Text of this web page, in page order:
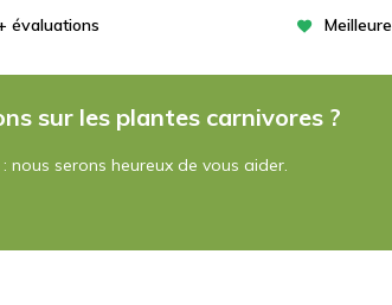
évaluations
sur les plantes carnivores ?
nous serons heureux de vous aider.